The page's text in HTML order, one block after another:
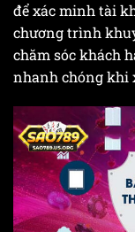
để xác minh tài
chương trình
chăm sóc khách
nhanh chóng khi